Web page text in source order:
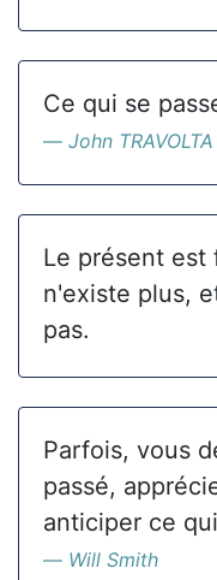
Ce qui se
John TRAVOLTA
Le présent est
n'existe plus,
pas.
Parfois, vous
passé,
anticiper ce
Will Smith